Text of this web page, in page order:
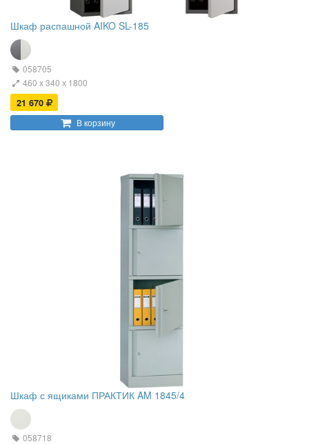
Шкаф распашной AIKO SL-185
058705
460 х 340 х 1800
21 670
В корзину
Шкаф с ящиками ПРАКТИК AM 1845/4
058718